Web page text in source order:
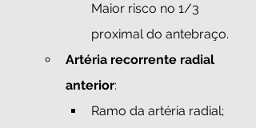
Maior risco no 1/3
proximal do antebraço.
Artéria recorrente radial
anterior:
Ramo da artéria radial;